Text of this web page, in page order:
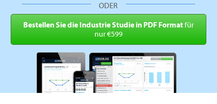
ODER
Bestellen Sie die IndustrieStudie in PDF Formatfür
nur €599